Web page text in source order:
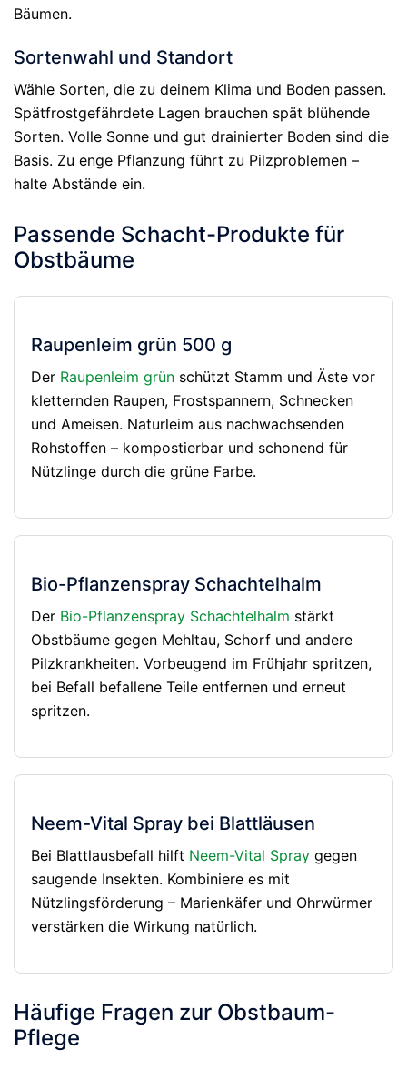
Bäumen.
Sortenwahl und Standort
Wähle Sorten, die zu deinem Klima und Boden passen.
Spätfrostgefährdete Lagen brauchen spät blühende
Sorten. Volle Sonne und gut drainierter Boden sind die
Basis. Zu enge Pflanzung führt zu Pilzproblemen –
halte Abstände ein.
Passende Schacht-Produkte für
Obstbäume
Raupenleim grün 500 g
Der Raupenleim grün schützt Stamm und Äste vor
kletternden Raupen, Frostspannern, Schnecken
und Ameisen. Naturleim aus nachwachsenden
Rohstoffen – kompostierbar und schonend für
Nützlinge durch die grüne Farbe.
Bio-Pflanzenspray Schachtelhalm
Der Bio-Pflanzenspray Schachtelhalm stärkt
Obstbäume gegen Mehltau, Schorf und andere
Pilzkrankheiten. Vorbeugend im Frühjahr spritzen,
bei Befall befallene Teile entfernen und erneut
spritzen.
Neem-Vital Spray bei Blattläusen
Bei Blattlausbefall hilft Neem-Vital Spray gegen
saugende Insekten. Kombiniere es mit
Nützlingsförderung – Marienkäfer und Ohrwürmer
verstärken die Wirkung natürlich.
Häufige Fragen zur Obstbaum-
Pflege